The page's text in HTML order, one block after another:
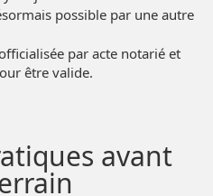
possible par une autre
par acte notarié et
être valide.
avant